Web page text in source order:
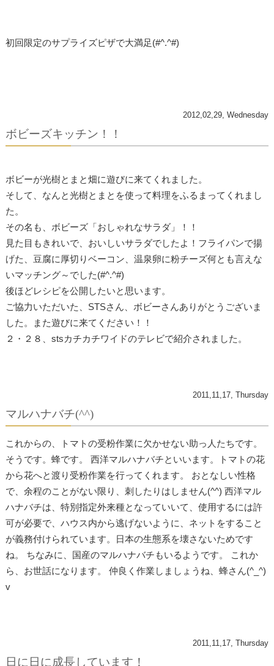
初回限定のサプライズピザで大満足(#^.^#)
2012,02,29, Wednesday
ボビーズキッチン！！
ボビーが光樹とまと畑に遊びに来てくれました。
そして、なんと光樹とまとを使って料理をふるまってくれまし
た。
その名も、ボビーズ「おしゃれなサラダ」！！
見た目もきれいで、おいしいサラダでしたよ！フライパンで揚
げた、豆腐に厚切りベーコン、温泉卵に粉チーズ何とも言えな
いマッチング～でした(#^.^#)
後ほどレシピを公開したいと思います。
ご協力いただいた、STSさん、ボビーさんありがとうございま
した。また遊びに来てください！！
２・２８、stsカチカチワイドのテレビで紹介されました。
2011,11,17, Thursday
マルハナバチ(^^)
これからの、トマトの受粉作業に欠かせない助っ人たちです。
そうです。蜂です。 西洋マルハナバチといいます。トマトの花
から花へと渡り受粉作業​を行ってくれます。 おとなしい性格
で、余程のことがない限り、刺したりはしません(​^^) 西洋マル
ハナバチは、特別指定外来種となっていいて、使用するに​は許
可が必要で、ハウス内から逃げないように、ネットをすること​
が義務付けられています。日本の生態系を壊さないためです
ね。 ちなみに、国産のマルハナバチもいるようです。 これか
ら、お世話になります。 仲良く作業しましょうね、蜂さん(^_^)
v
2011,11,17, Thursday
日に日に成長しています！